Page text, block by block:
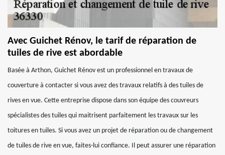
Avec Guichet Rénov, le tarif de réparation de
tuiles de rive est abordable
Basée à Arthon, Guichet Rénov est un professionnel en travaux de
couverture à contacter si vous avez des travaux relatifs à des tuiles de
rives en vue. Cette entreprise dispose dans son équipe des couvreurs
spécialistes des tuiles qui maitrisent parfaitement les travaux sur les
toitures en tuiles. Si vous avez un projet de réparation ou de changement
de tuiles de rive en vue, faites-lui confiance. Il peut assurer une réparation